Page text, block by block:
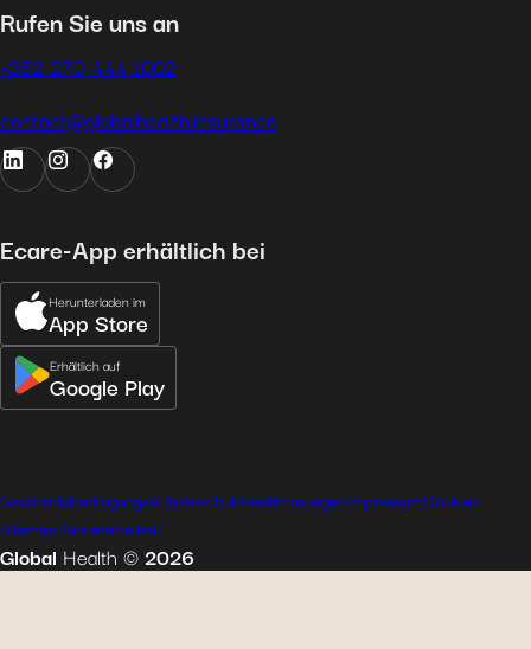
Rufen Sie uns an
+352 270 444 1002
contact@globalhealth.insurance
Ecare-App erhältlich bei
Herunterladen im
App Store
Erhältlich auf
Google Play
Global Health ©2026
GeschäftsbedingungenDatenschutzbestimmungenImpressumCookies
SitemapBarrierefreiheit